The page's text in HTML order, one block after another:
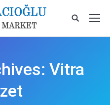
Vitra